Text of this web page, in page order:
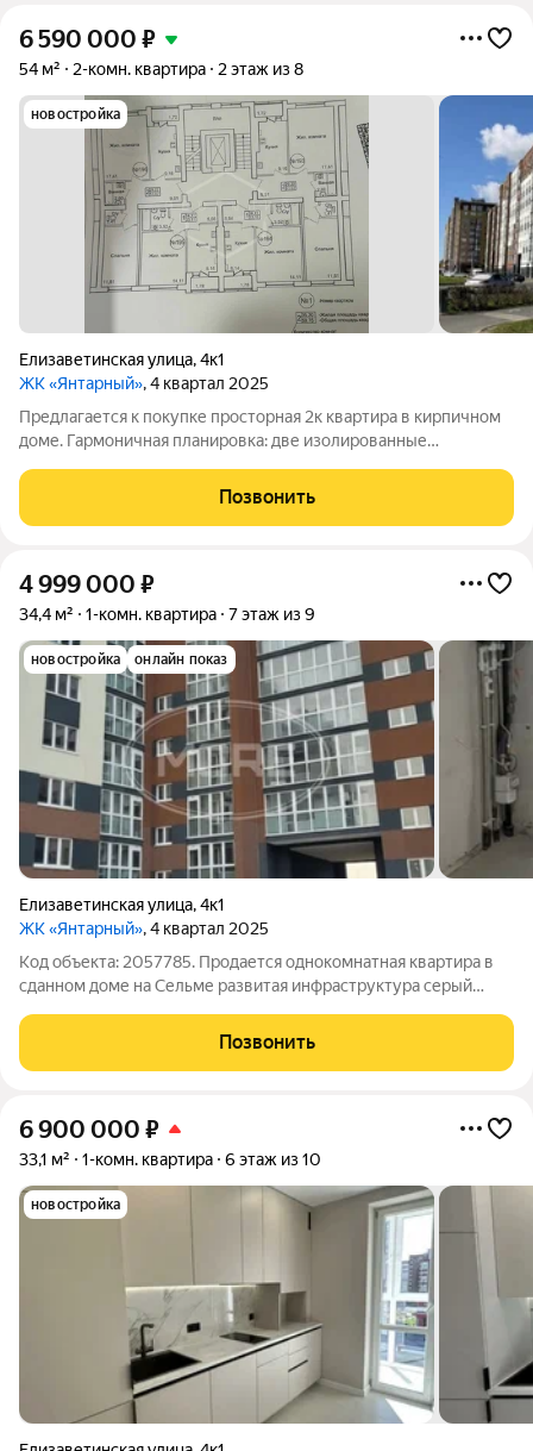
6 590 000 ₽
54 м² 2-комн. квартира 2 этаж из 8
новостройка
Елизаветинская улица,4к1
ЖК «Янтарный», 4 квартал 2025
Предлагается к покупке просторная 2к квартира в кирпичном
доме. Гармоничная планировка: две изолированные
угловая, в середине секции. Дом малоэтажный, из
керамического кирпича. Безбарьерная
Позвонить
4 999 000 ₽
34,4 м² 1-комн. квартира 7 этаж из 9
новостройка онлайн показ
Елизаветинская улица,4к1
ЖК «Янтарный», 4 квартал 2025
Код объекта: 2057785. Продается однокомнатная квартира в
сданном доме на Сельме развитая инфраструктура серый
Позвонить
6 900 000 ₽
33,1 м² 1-комн. квартира 6 этаж из 10
новостройка